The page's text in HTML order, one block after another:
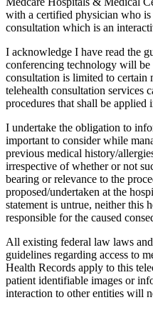
with a certified physician who
consultation which is an
I acknowledge I have read the
conferencing technology will
consultation is limited to
telehealth consultation services
procedures that shall be applied
I undertake the obligation to
important to consider while
previous medical history/
irrespective of whether or not
bearing or relevance to the
proposed/undertaken at the
statement is untrue, neither this
responsible for the caused
All existing federal law laws
guidelines regarding access to
Health Records apply to this
patient identifiable images or
interaction to other entities will